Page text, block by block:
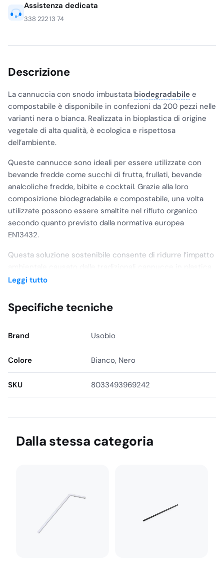
Assistenza dedicata
338 222 13 74
Descrizione
La cannuccia con snodo imbustata biodegradabile e
compostabile è disponibile in confezioni da 200 pezzi nelle
varianti nera o bianca. Realizzata in bioplastica di origine
vegetale di alta qualità, è ecologica e rispettosa
dell’ambiente.
Queste cannucce sono ideali per essere utilizzate con
bevande fredde come succhi di frutta, frullati, bevande
analcoliche fredde, bibite e cocktail. Grazie alla loro
composizione biodegradabile e compostabile, una volta
utilizzate possono essere smaltite nel rifiuto organico
secondo quanto previsto dalla normativa europea
EN13432.
Questa soluzione sostenibile consente di ridurre l’impatto
non biodegradabile, contribuendo a preservare la salute
proprie bevande preferite in modo responsabile e eco-
friendly.
Colori disponibili: Bianca – Nera
Leggi tutto
Specifiche tecniche
Brand Usobio
Colore Bianco, Nero
SKU 8033493969242
Dalla stessa categoria